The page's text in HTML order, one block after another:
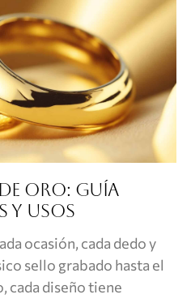
oro: guía
y usos
ocasión, cada dedo y
sello grabado hasta el
cada diseño tiene